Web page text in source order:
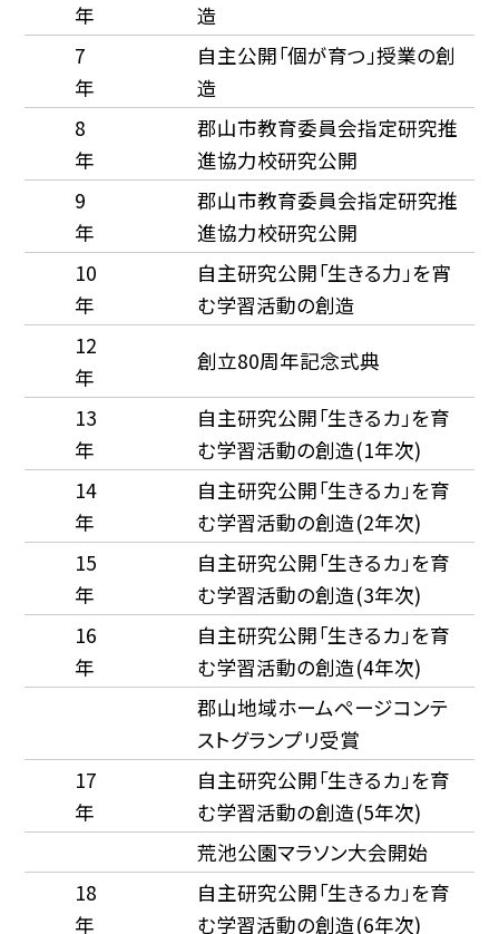
年
造
7
年
自主公開「個が育つ」授業の創
造
8
年
郡山市教育委員会指定研究推
進協力校研究公開
9
年
郡山市教育委員会指定研究推
進協力校研究公開
10
年
自主研究公開「生きる力」を宵
む学習活動の創造
12
年
創立80周年記念式典
13
年
自主研究公開「生きるカ」を育
む学習活動の創造(1年次)
14
年
自主研究公開「生きるカ」を育
む学習活動の創造(2年次)
15
年
自主研究公開「生きるカ」を育
む学習活動の創造(3年次)
16
年
自主研究公開「生きるカ」を育
む学習活動の創造(4年次)
郡山地域ホームページコンテ
ストグランプリ受賞
17
年
自主研究公開「生きるカ」を育
む学習活動の創造(5年次)
荒池公園マラソン大会開始
18
年
自主研究公開「生きるカ」を育
む学習活動の創造(6年次)